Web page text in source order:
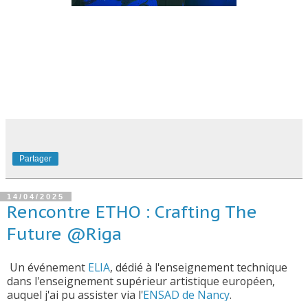
Partager
14/04/2025
Rencontre ETHO : Crafting The
Future @Riga
Un événement ELIA, dédié à l'enseignement technique
dans l'enseignement supérieur artistique européen,
auquel j'ai pu assister via l'ENSAD de Nancy.